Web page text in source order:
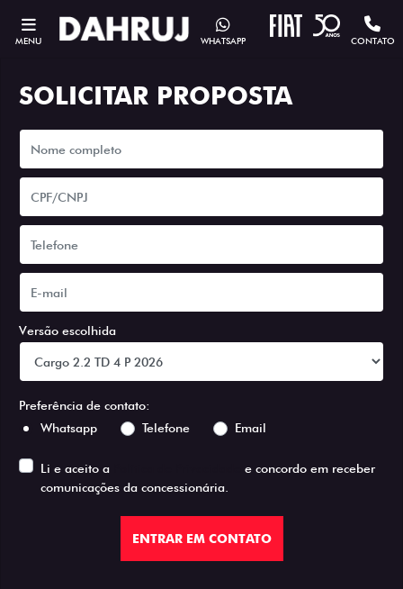
MENU CONTATO
WHATSAPP
SOLICITAR PROPOSTA
Versão escolhida
Preferência de contato:
Whatsapp
Telefone Email
Li e aceito a
e concordo em receber
comunicações da concessionária.
ENTRAR EM CONTATO